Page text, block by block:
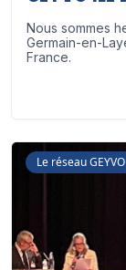
Nous sommes
Germain-en-
France.
Le réseau GEYVO